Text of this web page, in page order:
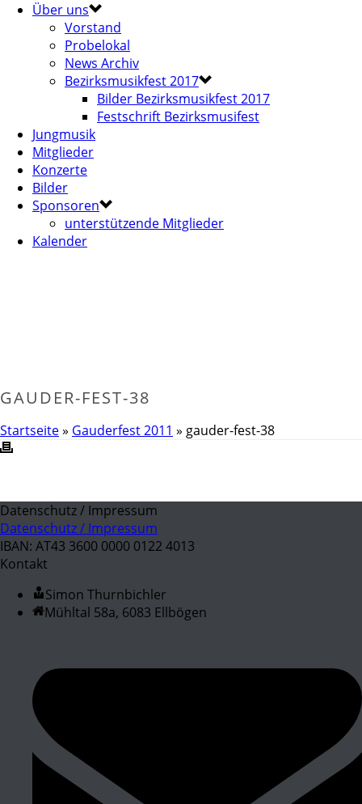
Über uns
Vorstand
Probelokal
News Archiv
Bezirksmusikfest 2017
Bilder Bezirksmusikfest 2017
Festschrift Bezirksmusifest
Jungmusik
Mitglieder
Konzerte
Bilder
Sponsoren
unterstützende Mitglieder
Kalender
GAUDER-FEST-38
Startseite» Gauderfest 2011 » gauder-fest-38
Datenschutz / Impressum
Datenschutz / Impressum
IBAN: AT43 3600 0000 0122 4013
Kontakt
Simon Thurnbichler
Mühltal 58a, 6083 Ellbögen